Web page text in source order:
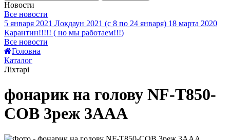
Новости
Все новости
5 января 2021 Локдаун 2021 (с 8 по 24 января) 18 марта 2020
Карантин!!!!! ( но мы работаем!!!)
Все новости
Головна
Каталог
Ліхтарі
фонарик на голову NF-T850-
COB 3реж 3AAA